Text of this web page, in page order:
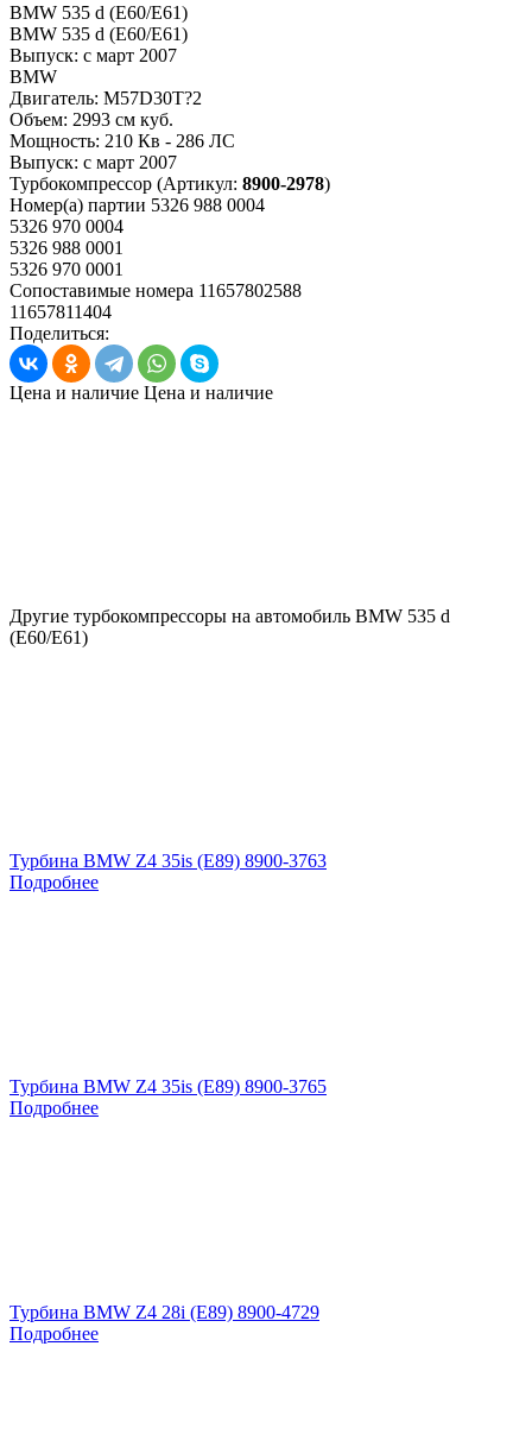
BMW 535 d (E60/E61)
BMW 535 d (E60/E61)
Выпуск: с март 2007
BMW
Двигатель: M57D30T?2
Объем: 2993 см куб.
Мощность: 210 Кв - 286 ЛС
Выпуск: с март 2007
Турбокомпрессор (Артикул: 8900-2978)
Номер(а) партии 5326 988 0004
5326 970 0004
5326 988 0001
5326 970 0001
Сопоставимые номера 11657802588
11657811404
Поделиться:
Цена и наличие Цена и наличие
Другие турбокомпрессоры на автомобиль BMW 535 d
(E60/E61)
Турбина BMW Z4 35is (E89) 8900-3763
Подробнее
Турбина BMW Z4 35is (E89) 8900-3765
Подробнее
Турбина BMW Z4 28i (E89) 8900-4729
Подробнее